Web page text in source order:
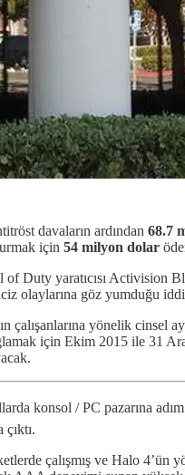
davaların ardından 68.7
için 54 milyon dolar
Duty yaratıcısı Activision
olaylarına göz yumduğu
yönelik cinsel
için Ekim 2015 ile 31
konsol / PC pazarına
çalışmış ve Halo 4’ün